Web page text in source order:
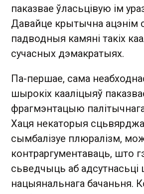
паказвае ўласьцівую ім
Давайце крытычна ацэнім
падводныя камяні такіх
сучасных дэмакратыях.
Па-першае, сама
шырокіх кааліцыяў
фрагмэнтацыю
Хаця некаторыя
сымбалізуе плюралізм,
контраргументаваць, што
сьведчыць аб адсутнасьці
нацыянальнага бачаньня.